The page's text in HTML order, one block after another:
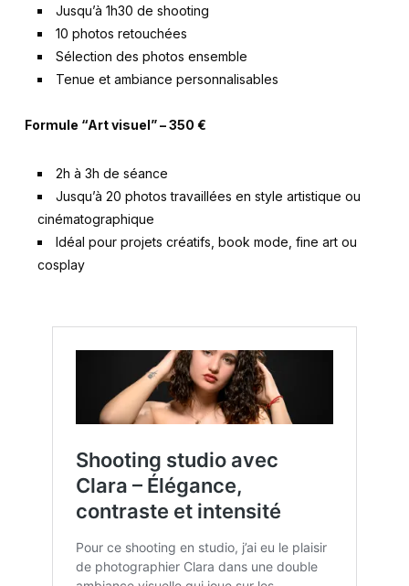
Jusqu’à 1h30 de shooting
10 photos retouchées
Sélection des photos ensemble
Tenue et ambiance personnalisables
Formule “Art visuel” – 350 €
2h à 3h de séance
Jusqu’à 20 photos travaillées en style artistique ou
cinématographique
Idéal pour projets créatifs, book mode, fine art ou
cosplay